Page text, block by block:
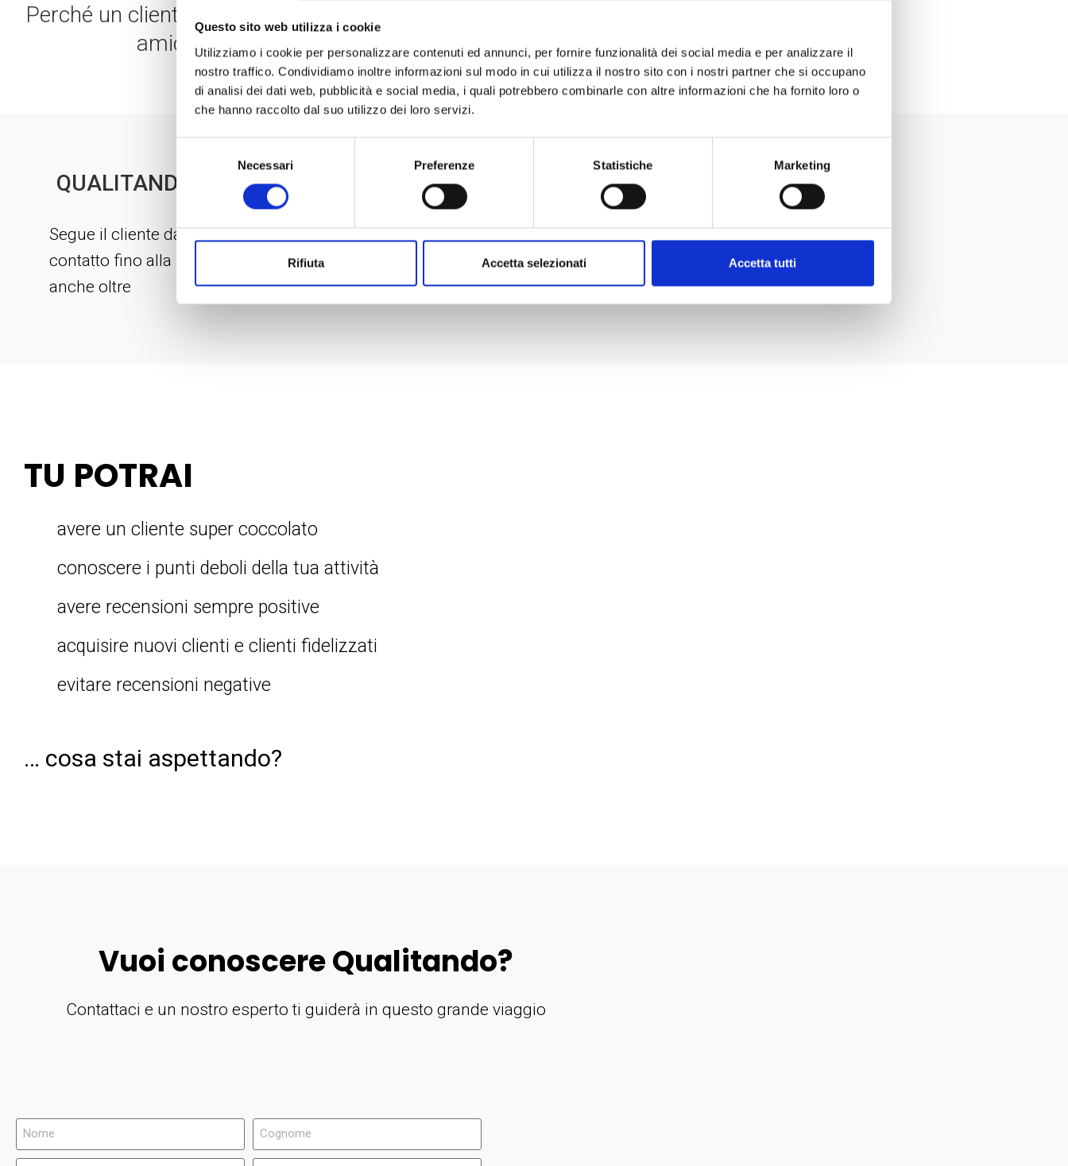
Questo sito web utilizza i cookie
Utilizziamo i cookie per personalizzare contenuti ed annunci, per fornire funzionalità dei social media e per analizzare il
nostro traffico. Condividiamo inoltre informazioni sul modo in cui utilizza il nostro sito con i nostri partner che si occupano
di analisi dei dati web, pubblicità e social media, i quali potrebbero combinarle con altre informazioni che ha fornito loro o
che hanno raccolto dal suo utilizzo dei loro servizi.
consenso
Necessari Preferenze Statistiche Marketing
Rifiuta Accetta selezionati Accetta tutti
Perché un cliente felice e fiducioso torna e parla di te alla sua cerchia di
amici garantendoti un suo ritorno e nuovi clienti.
QUALITANDO HA UN METODO ORMAI STABILE E ALTAMENTE PERFORMANTE:
Segue il cliente dal primo
contatto fino alla recensione e
anche oltre
Effettua questionari intelligenti
che permettono di ottenere
l’opinione reale del cliente
Ti aiuta in up selling e cross
TU POTRAI
avere un cliente super coccolato
conoscere i punti deboli della tua attività
avere recensioni sempre positive
acquisire nuovi clienti e clienti fidelizzati
evitare recensioni negative
… cosa stai aspettando?
Vuoi conoscere Qualitando?
Contattaci e un nostro esperto ti guiderà in questo grande viaggio